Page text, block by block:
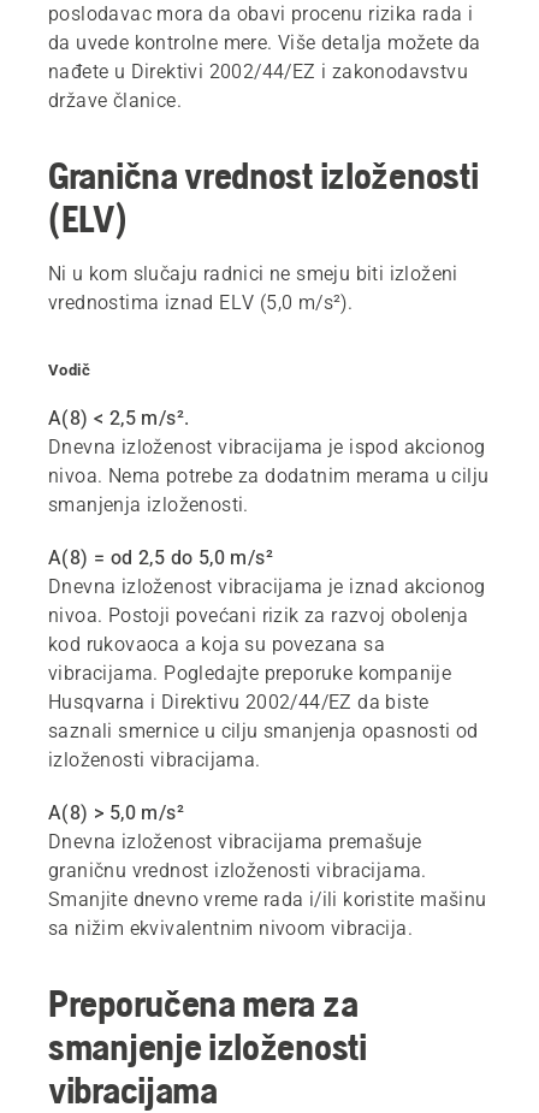
poslodavac mora da obavi procenu rizika rada i
da uvede kontrolne mere. Više detalja možete da
nađete u Direktivi 2002/44/EZ i zakonodavstvu
države članice.
Granična vrednost izloženosti
(ELV)
Ni u kom slučaju radnici ne smeju biti izloženi
vrednostima iznad ELV (5,0 m/s²).
Vodič
A(8) < 2,5 m/s².
Dnevna izloženost vibracijama je ispod akcionog
nivoa. Nema potrebe za dodatnim merama u cilju
smanjenja izloženosti.
A(8) = od 2,5 do 5,0 m/s²
Dnevna izloženost vibracijama je iznad akcionog
nivoa. Postoji povećani rizik za razvoj obolenja
kod rukovaoca a koja su povezana sa
vibracijama. Pogledajte preporuke kompanije
Husqvarna i Direktivu 2002/44/EZ da biste
saznali smernice u cilju smanjenja opasnosti od
izloženosti vibracijama.
A(8) > 5,0 m/s²
Dnevna izloženost vibracijama premašuje
graničnu vrednost izloženosti vibracijama.
Smanjite dnevno vreme rada i/ili koristite mašinu
sa nižim ekvivalentnim nivoom vibracija.
Preporučena mera za
smanjenje izloženosti
vibracijama